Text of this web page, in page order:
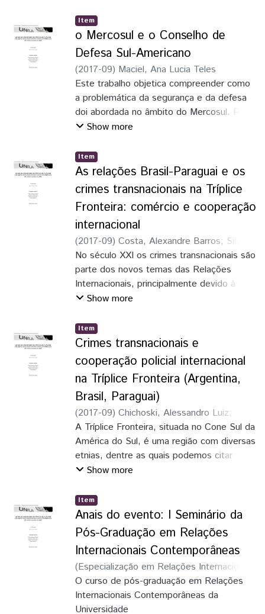
normas passam a ter vigência no
ordenamento jurídico interno após o
trâmite de internacionalização da norma.
Item
o Mercosul e o Conselho de
Defesa Sul-Americano
(2017-09) Maciel, Ana Lucia Teles
Este trabalho objetica compreender como
a problemática da segurança e da defesa
doi abordada no âmbito do Mercosul. Para
tanto, busca-se o entendimento dos
como a compreensão do percurso para a
inserção de questões voltadas a segurança
e defesa, com destaque para a criação do
Conselho de Defesa Sul-Americano.
Show more
Item
As relações Brasil-Paraguai e os
crimes transnacionais na Tríplice
Fronteira: comércio e cooperação
internacional
(2017-09) Costa, Alexandre Barros; Silva,
Micael Alvino da
No século XXI os crimes transnacionais são
parte dos novos temas das Relações
Internacionais, principalmente devido à
apliação do conceito de segurança que
para, por exemplo, a esfera social e
econômica. A fronteira entre o Brasil-
Paraguai, em geral, e a Tríplice Fronteira,
em particular, são espaços dessa
criminalidade transnacional. Nesta
perspectiva, este trabalho tem como
objetivo analisar os dados de comércio
exterior entre Brasil e Paraguai, verifcando
o impacto do contrabando e descaminho
na balança comercial, e as ações de
cooperação internacional entre os dois
importância de se penalizar atores que
ocupam o topo de organizações
criminosas.
Show more
Item
Crimes transnacionais e
cooperação policial internacional
na Tríplice Fronteira (Argentina,
Brasil, Paraguai)
(2017-09) Chichoski, Alessandro Luiz;
Silva, Micael Alvino da
A Tríplice Fronteira, situada no Cone Sul da
América do Sul, é uma região com diversas
etnias, dentre as quais podemos citar
árabes, indianos, coreanos, chineses, etc.
junção de dois importantes rios, o Rio
Paraná e o Rio Iguaçu, tendo como
cidades vizinhas, Ciudad Del Leste
(Paraguai), Foz do Iguaçu (Brasil) e Puerto
Iguazú (Argentina).
Show more
Item
Anais do evento: I Seminário da
Pós-Graduação em Relações
Internacionais Contemporâneas
(Especialização em Relações Internacionais
Contemporâneas,2017-09-29)Silva,
Micael Alvino da
O curso de pós-graduação em Relações
Internacionais Contemporâneas da
Universidade